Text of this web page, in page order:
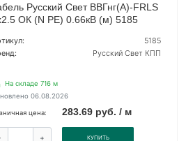
Русский Свет ВВГнг(А)-FRLS
ОК (N PE) 0.66кВ (м) 5185
5185
Русский Свет КПП
На складе 716 м
06.08.2026
цена: 283.69 руб. / м
+ КУПИТЬ